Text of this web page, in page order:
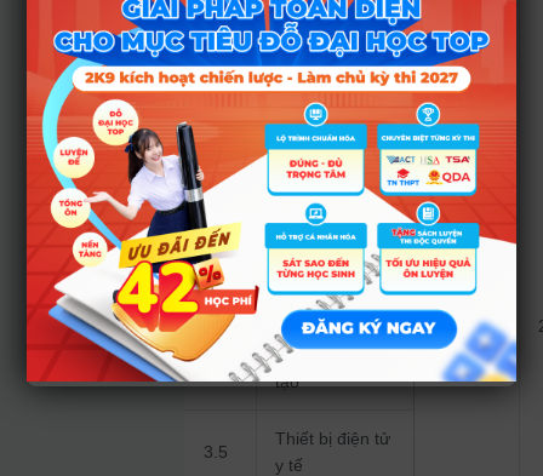
– viễn thông
7510302
3.1
Điện tử và kỹ
thuật máy tính
3.2
Điện tử viễn
thông
3.3
Kỹ thuật điện
tử
3.4
Điện tử Robot
và Trí tuệ nhân
tạo
3.5
Thiết bị điện tử
y tế